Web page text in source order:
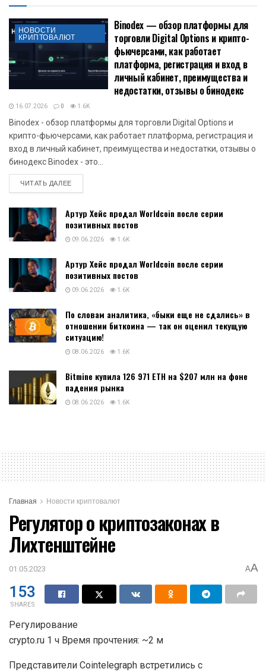
НОВОСТИ
КРИПТОВАЛЮТ
Binodex — обзор платформы для
торговли Digital Options и крипто-
фьючерсами, как работает
платформа, регистрация и вход в
личный кабинет, преимущества и
недостатки, отзывы о бинодекс
16.07.2026 0 1.6K
Binodex - обзор платформы для торговли Digital Options и
крипто-фьючерсами, как работает платформа, регистрация и
вход в личный кабинет, преимущества и недостатки, отзывы о
бинодекс Binodex - это...
ЧИТАТЬ ДАЛЕЕDETAILS
Артур Хейс продал Worldcoin после серии
позитивных постов
09.06.2026 1.6K
Артур Хейс продал Worldcoin после серии
позитивных постов
09.06.2026 1.6K
По словам аналитика, «быки еще не сдались» в
отношении биткоина — так он оценил текущую
ситуацию!
08.06.2026 1.6K
Bitmine купила 126 971 ETH на $207 млн на фоне
падения рынка
08.06.2026 1.6K
Главная Новости криптовалют
Регулятор о криптозаконах в
Лихтенштейне
01.05.2023 AA
153
SHARES
Регулирование
crypto.ru 1 ч Время прочтения: ~2 м
Представители Cointelegraph встретились с